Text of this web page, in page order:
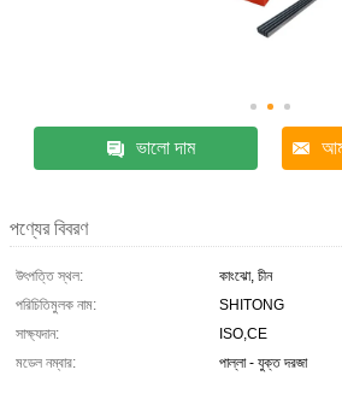
ভালো দাম
পণ্যের বিবরণ
উৎপত্তি স্থল:
কাংঝো, চীন
পরিচিতিমুলক নাম:
SHITONG
সাক্ষ্যদান:
ISO,CE
মডেল নম্বার:
পাল্লা - যুক্ত দরজা